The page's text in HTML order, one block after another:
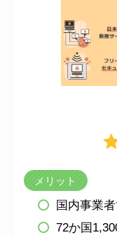
メリット
国内事業
72か国